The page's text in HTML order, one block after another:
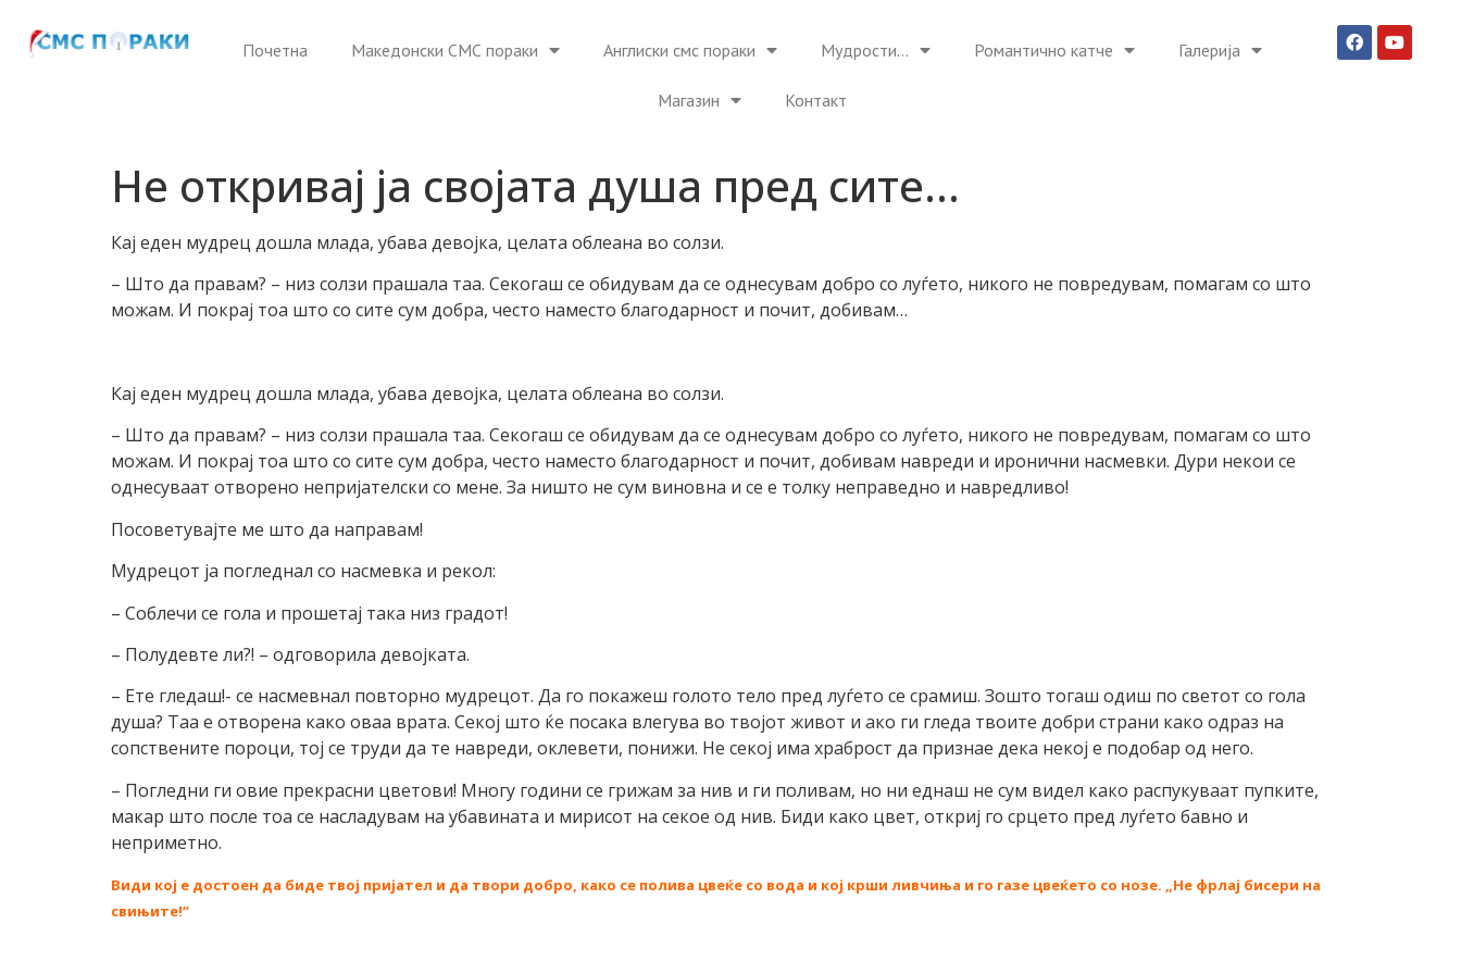
Почетна Македонски СМС пораки Англиски смс пораки Мудрости… Романтично катче Галерија
Магазин Контакт
Не откривај ја својата душа пред сите…
Кај еден мудрец дошла млада, убава девојка, целата облеана во солзи.
– Што да правам? – низ солзи прашала таа. Секогаш се обидувам да се однесувам добро со луѓето, никого не повредувам, помагам со што
можам. И покрај тоа што со сите сум добра, често наместо благодарност и почит, добивам…
Кај еден мудрец дошла млада, убава девојка, целата облеана во солзи.
– Што да правам? – низ солзи прашала таа. Секогаш се обидувам да се однесувам добро со луѓето, никого не повредувам, помагам со што
можам. И покрај тоа што со сите сум добра, често наместо благодарност и почит, добивам навреди и иронични насмевки. Дури некои се
однесуваат отворено непријателски со мене. За ништо не сум виновна и се е толку неправедно и навредливо!
Посоветувајте ме што да направам!
Мудрецот ја погледнал со насмевка и рекол:
– Соблечи се гола и прошетај така низ градот!
– Полудевте ли?! – одговорила девојката.
– Ете гледаш!- се насмевнал повторно мудрецот. Да го покажеш голото тело пред луѓето се срамиш. Зошто тогаш одиш по светот со гола
душа? Таа е отворена како оваа врата. Секој што ќе посака влегува во твојот живот и ако ги гледа твоите добри страни како одраз на
сопствените пороци, тој се труди да те навреди, оклевети, понижи. Не секој има храброст да признае дека некој е подобар од него.
– Погледни ги овие прекрасни цветови! Многу години се грижам за нив и ги поливам, но ни еднаш не сум видел како распукуваат пупките,
макар што после тоа се насладувам на убавината и мирисот на секое од нив. Биди како цвет, откриј го срцето пред луѓето бавно и
неприметно.
Види кој е достоен да биде твој пријател и да твори добро, како се полива цвеќе со вода и кој крши ливчиња и го газе цвеќето со нозе. „Не фрлај бисери на
свињите!“